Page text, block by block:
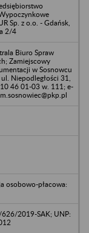
Sp. z o.o. - Gdańsk,
2/4
Biuro Spraw
Zamiejscowy
w Sosnowcu
Niepodległości 31,
46 01-03 w. 111; e-
osobowo-płacowa:
2019-SAK; UNP: